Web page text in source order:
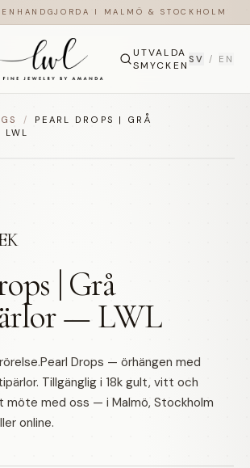
HANDGJORDA I MALMÖ & STOCKHOLM
UTVALDA
SMYCKEN SV / EN
/
PEARL DROPS | GRÅ
LWL
| Grå
— LWL
Drops — örhängen med
Tillgänglig i 18k gult, vitt och
möte med oss — i Malmö, Stockholm
online.